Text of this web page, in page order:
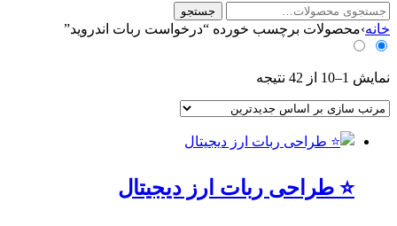
ج
س
ت
و
ر
جستجو
خانه›محصولات برچسب خورده “درخواست ربات اندروید”
نمایش 1–10 از 42 نتیجه
latest
⭐ طراحی ربات ارز دیجیتال